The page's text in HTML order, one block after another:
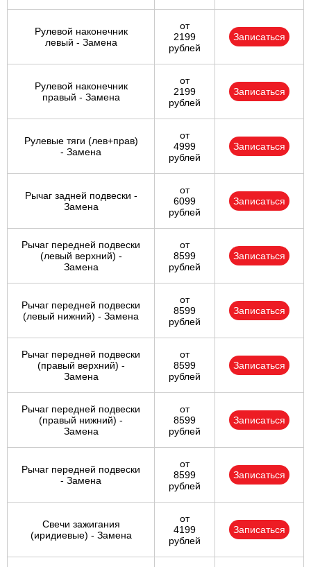
Рулевой наконечник
левый - Замена
от
2199
рублей
Записаться
Рулевой наконечник
правый - Замена
от
2199
рублей
Записаться
Рулевые тяги (лев+прав)
- Замена
от
4999
рублей
Записаться
Рычаг задней подвески -
Замена
от
6099
рублей
Записаться
Рычаг передней подвески
(левый верхний) -
Замена
от
8599
рублей
Записаться
Рычаг передней подвески
(левый нижний) - Замена
от
8599
рублей
Записаться
Рычаг передней подвески
(правый верхний) -
Замена
от
8599
рублей
Записаться
Рычаг передней подвески
(правый нижний) -
Замена
от
8599
рублей
Записаться
Рычаг передней подвески
- Замена
от
8599
рублей
Записаться
Свечи зажигания
(иридиевые) - Замена
от
4199
рублей
Записаться